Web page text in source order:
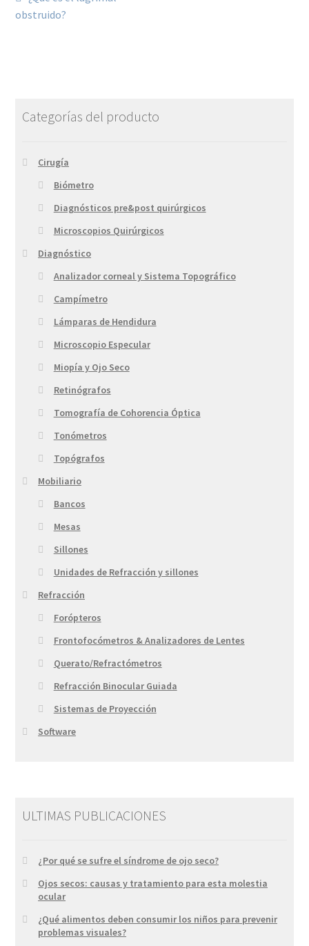
obstruido?
Categorías del producto
Cirugía
Biómetro
Diagnósticos pre&post quirúrgicos
Microscopios Quirúrgicos
Diagnóstico
Analizador corneal y Sistema Topográfico
Campímetro
Lámparas de Hendidura
Microscopio Especular
Miopía y Ojo Seco
Retinógrafos
Tomografía de Cohorencia Óptica
Tonómetros
Topógrafos
Mobiliario
Bancos
Mesas
Sillones
Unidades de Refracción y sillones
Refracción
Forópteros
Frontofocómetros & Analizadores de Lentes
Querato/Refractómetros
Refracción Binocular Guiada
Sistemas de Proyección
Software
ULTIMAS PUBLICACIONES
¿Por qué se sufre el síndrome de ojo seco?
Ojos secos: causas y tratamiento para esta molestia
ocular
¿Qué alimentos deben consumir los niños para prevenir
problemas visuales?